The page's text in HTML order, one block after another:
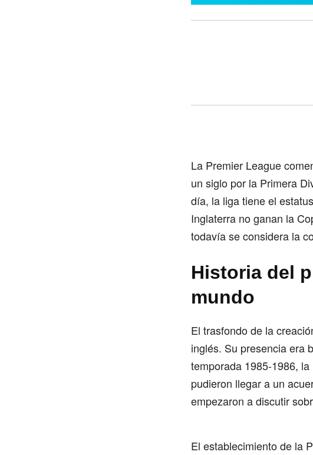
La Premier League
un siglo por la Primera
día, la liga tiene el
Inglaterra no ganan la
todavía se considera la
Historia del
mundo
El trasfondo de la
inglés. Su presencia era
temporada 1985-1986,
pudieron llegar a un
empezaron a discutir
El establecimiento de la